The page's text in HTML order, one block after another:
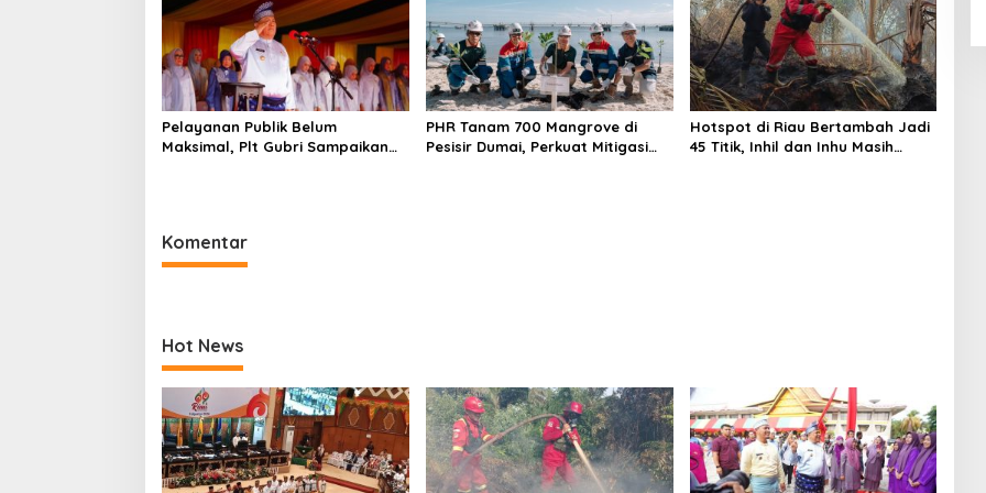
Pelayanan Publik Belum
Maksimal, Plt Gubri Sampaikan
PHR Tanam 700 Mangrove di
Pesisir Dumai, Perkuat Mitigasi
Hotspot di Riau Bertambah Jadi
45 Titik, Inhil dan Inhu Masih
Komentar
Hot News